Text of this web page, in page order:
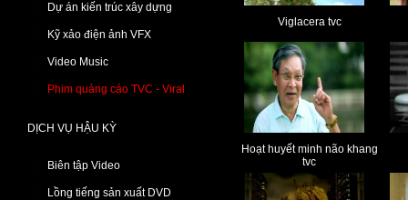
Dự án kiến trúc xây dựng
Kỹ xảo điện ảnh VFX
Video Music
Phim quảng cáo TVC - Viral
DỊCH VỤ HẬU KỲ
Biên tập Video
Lồng tiếng sản xuất DVD
Viglacera tvc
Hoạt huyết minh não khang
tvc